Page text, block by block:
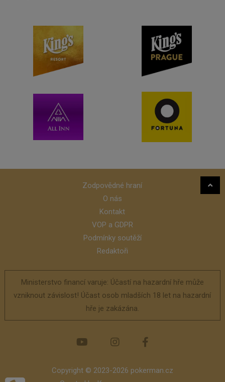
Zodpovědné hraní
O nás
Kontakt
VOP a GDPR
Podmínky soutěží
Redaktoři
Ministerstvo financí varuje: Účastí na hazardní hře může
vzniknout závislost! Účast osob mladších 18 let na hazardní
hře je zakázána.
Copyright © 2023-2026 pokerman.cz